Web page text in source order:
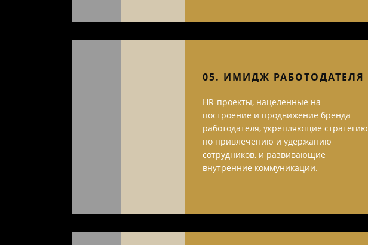
05. ИМИДЖ РАБОТОДАТЕЛЯ
HR-проекты, нацеленные на
построение и продвижение бренда
работодателя, укрепляющие стратегию
по привлечению и удержанию
сотрудников, и развивающие
внутренние коммуникации.